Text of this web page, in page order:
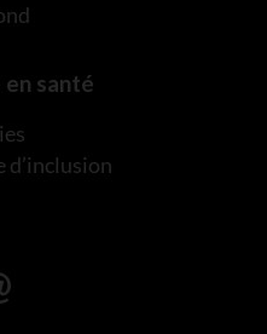
santé
d’inclusion